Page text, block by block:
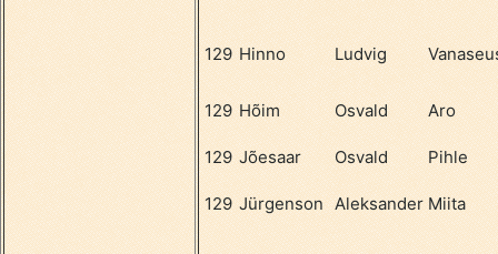
129 Hinno Ludvig
129 Hõim Osvald Aro
129 Jõesaar Osvald Pihle
129 Jürgenson Aleksander Miita